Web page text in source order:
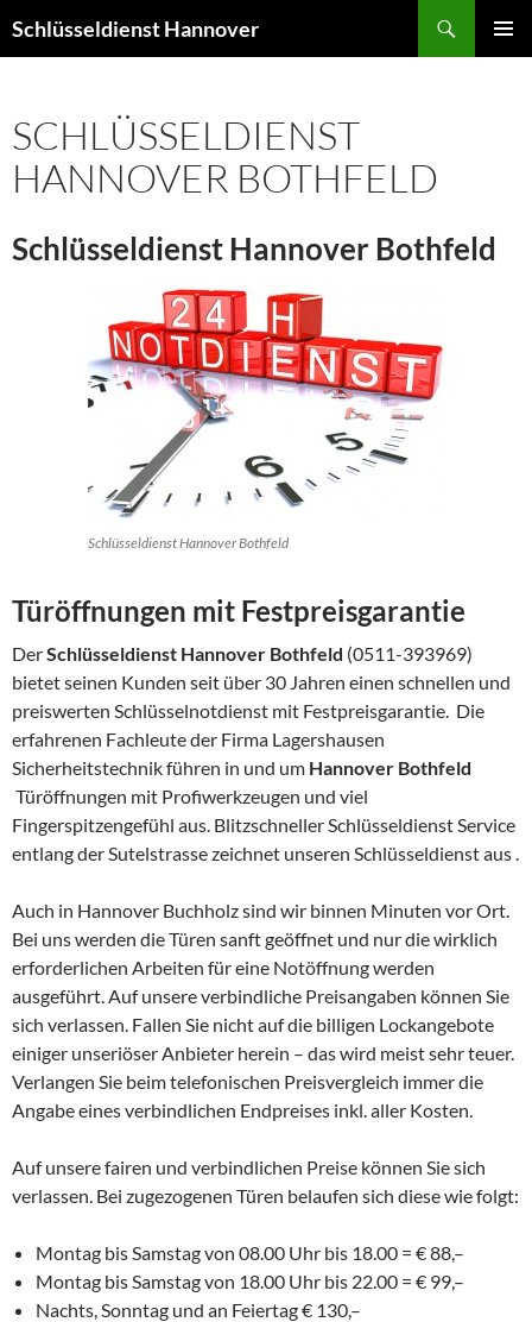
Inhalt
Schlüsseldienst Hannover
SCHLÜSSELDIENST
HANNOVER BOTHFELD
Schlüsseldienst Hannover Bothfeld
Schlüsseldienst Hannover Bothfeld
Türöffnungen mit Festpreisgarantie
DerSchlüsseldienst Hannover Bothfeld (0511-393969)
bietet seinen Kunden seit über 30 Jahren einen schnellen und
preiswerten Schlüsselnotdienst mit Festpreisgarantie. Die
erfahrenen Fachleute der Firma Lagershausen
Sicherheitstechnik führen in und um Hannover Bothfeld
Türöffnungen mit Profiwerkzeugen und viel
Fingerspitzengefühl aus. Blitzschneller Schlüsseldienst Service
entlang der Sutelstrasse zeichnet unseren Schlüsseldienst aus .
Auch in Hannover Buchholz sind wir binnen Minuten vor Ort.
Bei uns werden die Türen sanft geöffnet und nur die wirklich
erforderlichen Arbeiten für eine Notöffnung werden
ausgeführt. Auf unsere verbindliche Preisangaben können Sie
sich verlassen. Fallen Sie nicht auf die billigen Lockangebote
einiger unseriöser Anbieter herein – das wird meist sehr teuer.
Verlangen Sie beim telefonischen Preisvergleich immer die
Angabe eines verbindlichen Endpreises inkl. aller Kosten.
Auf unsere fairen und verbindlichen Preise können Sie sich
verlassen. Bei zugezogenen Türen belaufen sich diese wie folgt:
Montag bis Samstag von 08.00 Uhr bis 18.00 = € 88,–
Montag bis Samstag von 18.00 Uhr bis 22.00 = € 99,–
Nachts, Sonntag und an Feiertag € 130,–